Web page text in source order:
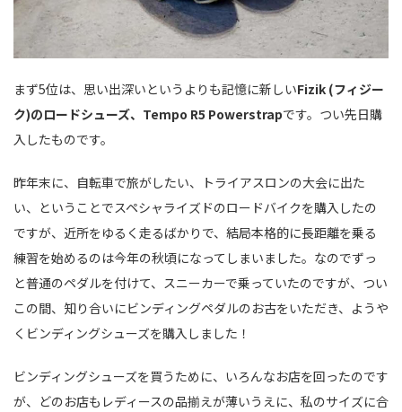
まず5位は、思い出深いというよりも記憶に新しいFizik (フィジー
ク)のロードシューズ、Tempo R5 Powerstrapです。つい先日購
入したものです。
昨年末に、自転車で旅がしたい、トライアスロンの大会に出た
い、ということでスペシャライズドのロードバイクを購入したの
ですが、近所をゆるく走るばかりで、結局本格的に長距離を乗る
練習を始めるのは今年の秋頃になってしまいました。なのでずっ
と普通のペダルを付けて、スニーカーで乗っていたのですが、つい
この間、知り合いにビンディングペダルのお古をいただき、ようや
くビンディングシューズを購入しました！
ビンディングシューズを買うために、いろんなお店を回ったのです
が、どのお店もレディースの品揃えが薄いうえに、私のサイズに合